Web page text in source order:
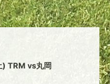
TRM vs丸岡